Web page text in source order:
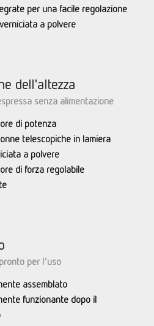
per una facile regolazione
a polvere
dell'altezza
senza alimentazione
di potenza
telescopiche in lamiera
a polvere
di forza regolabile
per l'uso
assemblato
funzionante dopo il